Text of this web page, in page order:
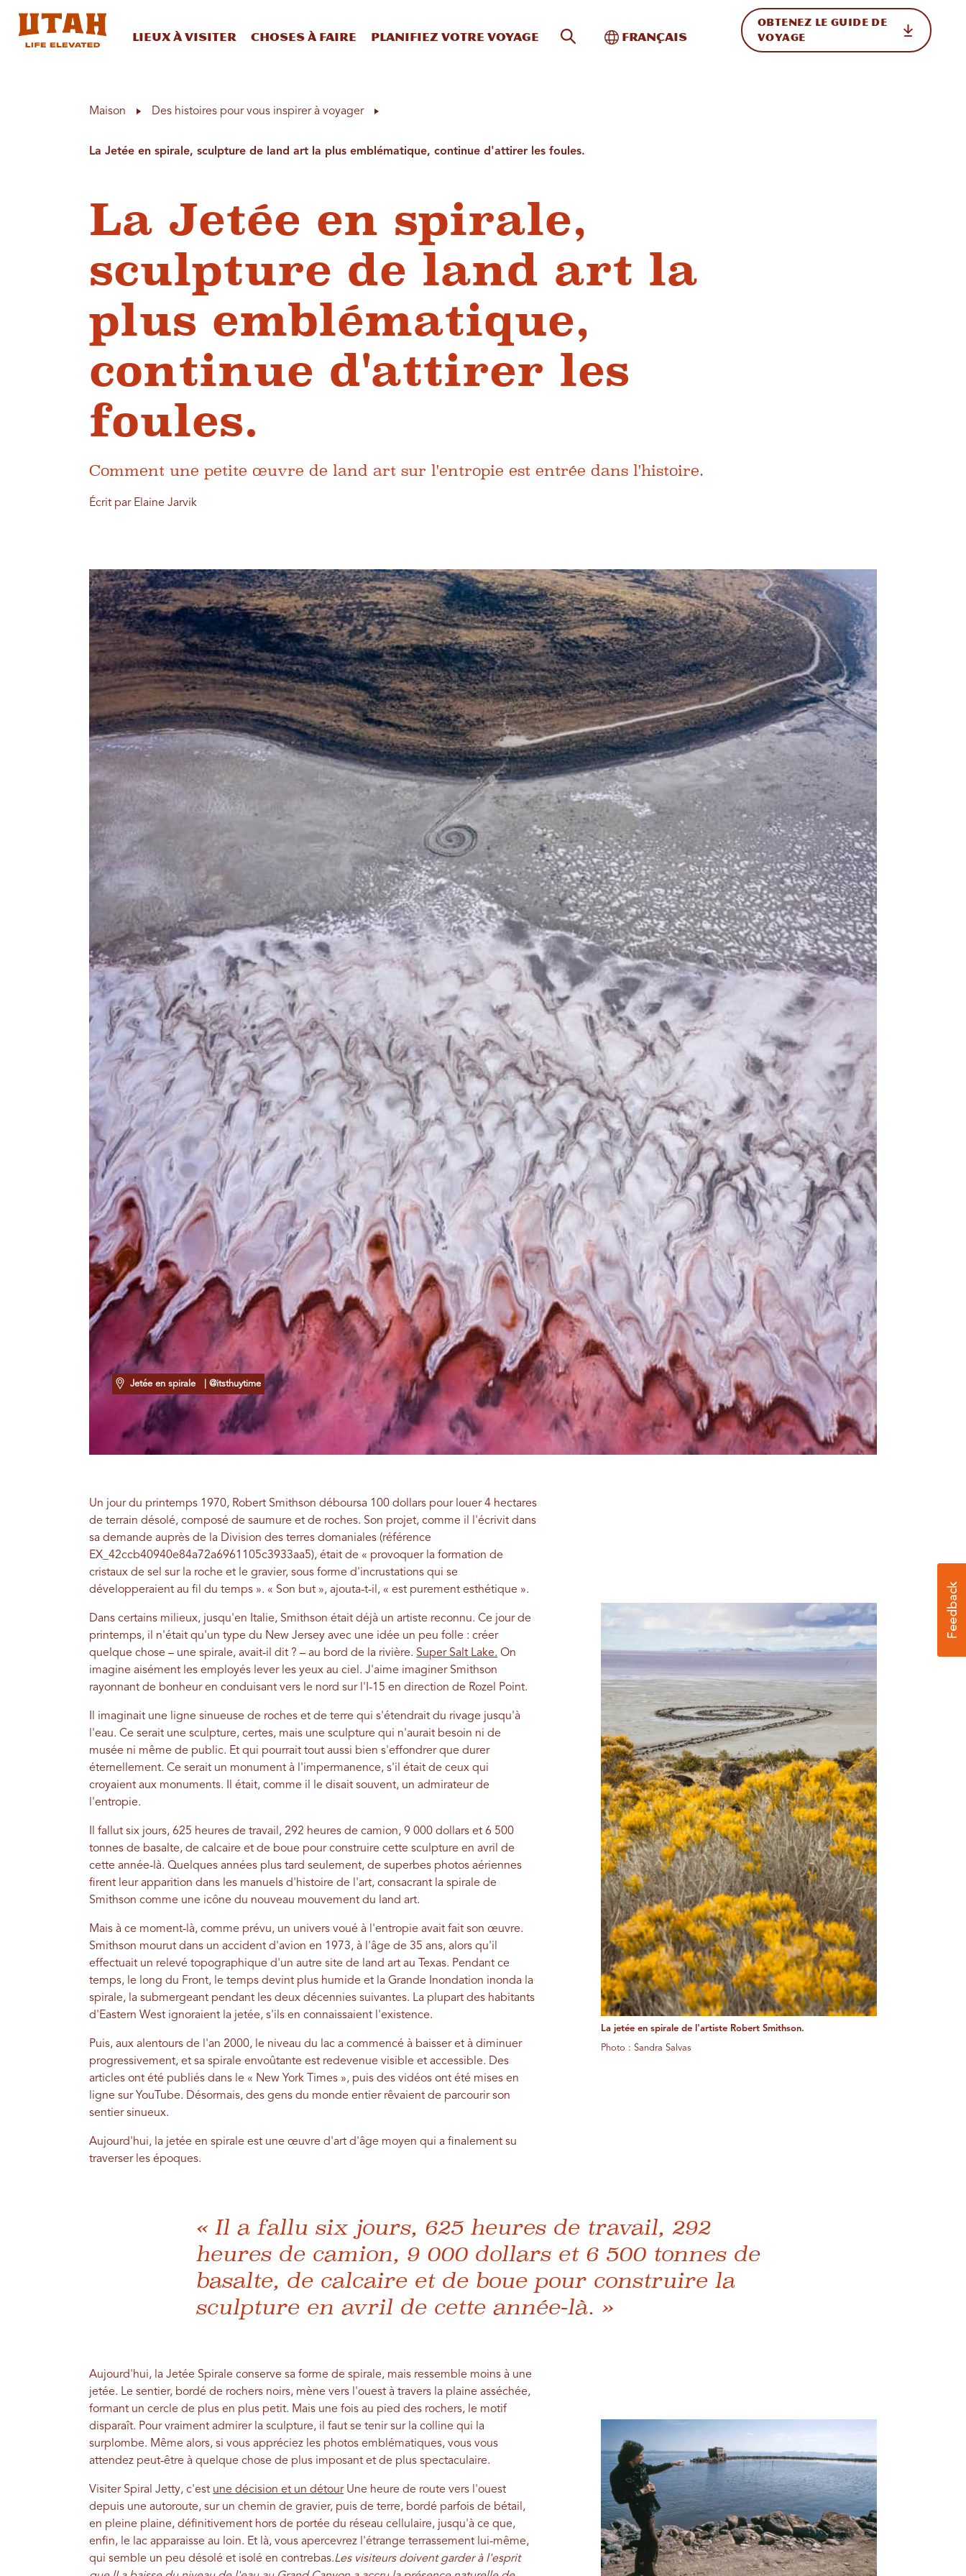
Lieux à visiter Choses à faire Planifiez votre voyage Recherche sur le site
Basculer vers l'international
Français
OBTENEZ LE GUIDE DE
VOYAGE
Maison Des histoires pour vous inspirer à voyager
La Jetée en spirale, sculpture de land art la plus emblématique, continue d'attirer les foules.
La Jetée en spirale,
sculpture de land art la
plus emblématique,
continue d'attirer les
foules.
Comment une petite œuvre de land art sur l'entropie est entrée dans l'histoire.
Écrit par Elaine Jarvik
Jetée en spirale | @itsthuytime
Un jour du printemps 1970, Robert Smithson déboursa 100 dollars pour louer 4 hectares
de terrain désolé, composé de saumure et de roches. Son projet, comme il l'écrivit dans
sa demande auprès de la Division des terres domaniales (référence
EX_42ccb40940e84a72a6961105c3933aa5), était de « provoquer la formation de
cristaux de sel sur la roche et le gravier, sous forme d'incrustations qui se
développeraient au fil du temps ». « Son but », ajouta-t-il, « est purement esthétique ».
Dans certains milieux, jusqu'en Italie, Smithson était déjà un artiste reconnu. Ce jour de
printemps, il n'était qu'un type du New Jersey avec une idée un peu folle : créer
quelque chose – une spirale, avait-il dit ? – au bord de la rivière. Super Salt Lake. On
imagine aisément les employés lever les yeux au ciel. J'aime imaginer Smithson
rayonnant de bonheur en conduisant vers le nord sur l'I-15 en direction de Rozel Point.
Il imaginait une ligne sinueuse de roches et de terre qui s'étendrait du rivage jusqu'à
l'eau. Ce serait une sculpture, certes, mais une sculpture qui n'aurait besoin ni de
musée ni même de public. Et qui pourrait tout aussi bien s'effondrer que durer
éternellement. Ce serait un monument à l'impermanence, s'il était de ceux qui
croyaient aux monuments. Il était, comme il le disait souvent, un admirateur de
l'entropie.
Il fallut six jours, 625 heures de travail, 292 heures de camion, 9 000 dollars et 6 500
tonnes de basalte, de calcaire et de boue pour construire cette sculpture en avril de
cette année-là. Quelques années plus tard seulement, de superbes photos aériennes
firent leur apparition dans les manuels d'histoire de l'art, consacrant la spirale de
Smithson comme une icône du nouveau mouvement du land art.
Mais à ce moment-là, comme prévu, un univers voué à l'entropie avait fait son œuvre.
Smithson mourut dans un accident d'avion en 1973, à l'âge de 35 ans, alors qu'il
effectuait un relevé topographique d'un autre site de land art au Texas. Pendant ce
temps, le long du Front, le temps devint plus humide et la Grande Inondation inonda la
spirale, la submergeant pendant les deux décennies suivantes. La plupart des habitants
d'Eastern West ignoraient la jetée, s'ils en connaissaient l'existence.
Puis, aux alentours de l'an 2000, le niveau du lac a commencé à baisser et à diminuer
progressivement, et sa spirale envoûtante est redevenue visible et accessible. Des
articles ont été publiés dans le « New York Times », puis des vidéos ont été mises en
ligne sur YouTube. Désormais, des gens du monde entier rêvaient de parcourir son
sentier sinueux.
Aujourd'hui, la jetée en spirale est une œuvre d'art d'âge moyen qui a finalement su
traverser les époques.
La jetée en spirale de l'artiste Robert Smithson.
Photo : Sandra Salvas
« Il a fallu six jours, 625 heures de travail, 292
heures de camion, 9 000 dollars et 6 500 tonnes de
basalte, de calcaire et de boue pour construire la
sculpture en avril de cette année-là. »
Aujourd'hui, la Jetée Spirale conserve sa forme de spirale, mais ressemble moins à une
jetée. Le sentier, bordé de rochers noirs, mène vers l'ouest à travers la plaine asséchée,
formant un cercle de plus en plus petit. Mais une fois au pied des rochers, le motif
disparaît. Pour vraiment admirer la sculpture, il faut se tenir sur la colline qui la
surplombe. Même alors, si vous appréciez les photos emblématiques, vous vous
attendez peut-être à quelque chose de plus imposant et de plus spectaculaire.
Visiter Spiral Jetty, c'est une décision et un détourUne heure de route vers l'ouest
depuis une autoroute, sur un chemin de gravier, puis de terre, bordé parfois de bétail,
en pleine plaine, définitivement hors de portée du réseau cellulaire, jusqu'à ce que,
enfin, le lac apparaisse au loin. Et là, vous apercevrez l'étrange terrassement lui-même,
qui semble un peu désolé et isolé en contrebas.Les visiteurs doivent garder à l'esprit